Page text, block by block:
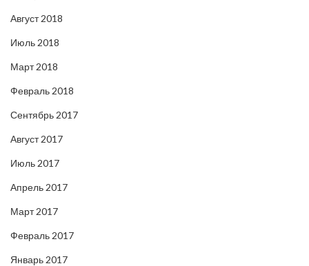
Август 2018
Июль 2018
Март 2018
Февраль 2018
Сентябрь 2017
Август 2017
Июль 2017
Апрель 2017
Март 2017
Февраль 2017
Январь 2017